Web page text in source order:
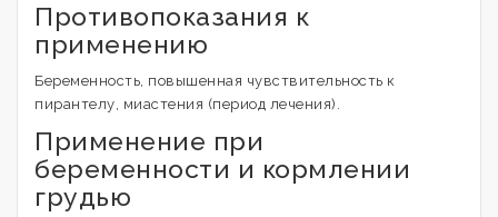
Противопоказания к
применению
Беременность, повышенная чувствительность к
пирантелу, миастения (период лечения).
Применение при
беременности и кормлении
грудью